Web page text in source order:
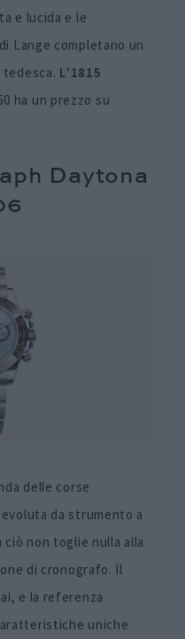
e lucida e le
Lange completano un
L’1815
ha un prezzo su
Daytona
delle corse
da strumento a
ciò non toglie nulla alla
di cronografo. Il
e la referenza
uniche